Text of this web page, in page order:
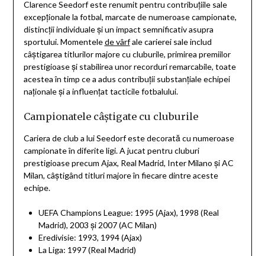
Clarence Seedorf este renumit pentru contribuțiile sale
excepționale la fotbal, marcate de numeroase campionate,
distincții individuale și un impact semnificativ asupra
sportului. Momentelede vârfale carierei sale includ
câștigarea titlurilor majore cu cluburile, primirea premiilor
prestigioase și stabilirea unor recorduri remarcabile, toate
acestea în timp ce a adus contribuții substanțiale echipei
naționale și a influențat tacticile fotbalului.
Campionatele câștigate cu cluburile
Cariera de club a lui Seedorf este decorată cu numeroase
campionate în diferite ligi. A jucat pentru cluburi
prestigioase precum Ajax, Real Madrid, Inter Milano și AC
Milan, câștigând titluri majore în fiecare dintre aceste
echipe.
UEFA Champions League: 1995 (Ajax), 1998 (Real
Madrid), 2003 și 2007 (AC Milan)
Eredivisie: 1993, 1994 (Ajax)
La Liga: 1997 (Real Madrid)